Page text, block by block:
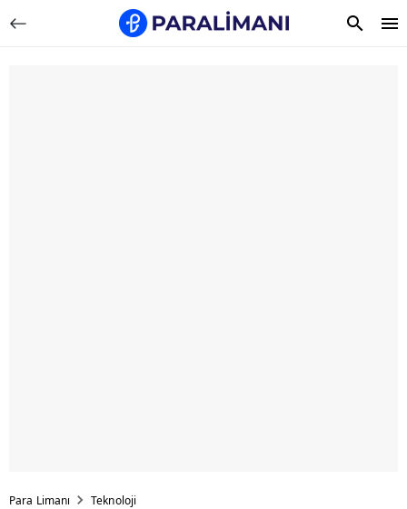
Para Limanı Teknoloji